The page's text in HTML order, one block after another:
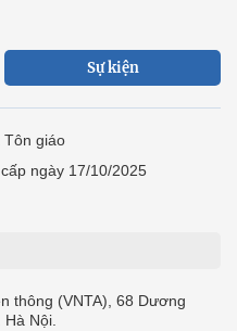
Sự kiện
Tôn giáo
ngày 17/10/2025
thông (VNTA), 68 Dương
Nội.